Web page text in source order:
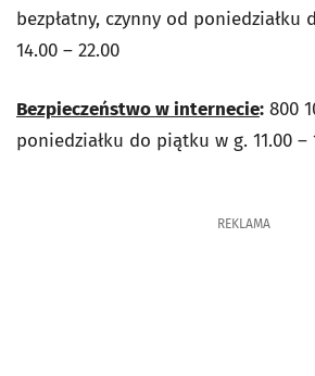
bezpłatny, czynny od poniedziałku
14.00 – 22.00
Bezpieczeństwo w internecie: 800
poniedziałku do piątku w g. 11.00 –
REKLAMA